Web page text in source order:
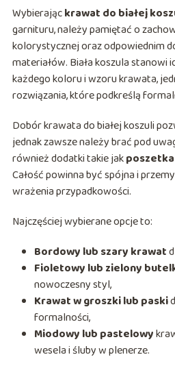
Wybierająckrawat do białej
garnituru, należy pamiętać o
kolorystycznej oraz odpowiednim
materiałów. Biała koszula stanowi
każdego koloru i wzoru krawata,
rozwiązania, które podkreślą
Dobór krawata do białej koszuli
jednak zawsze należy brać pod
również dodatki takie jakposzetka
Całość powinna być spójna i
wrażenia przypadkowości.
Najczęściej wybierane opcje to:
Bordowy lub szary krawat
Fioletowy lub zielony
nowoczesny styl,
Krawat w groszki lub paski
formalności,
Miodowy lub pastelowy
wesela i śluby w plenerze.